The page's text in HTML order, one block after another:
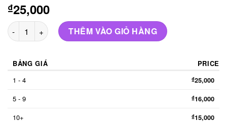
₫25,000
?CẮM BÚT ĐỨNG 2 NGĂN HOẠT HÌNH ? số lượng
THÊM VÀO GIỎ HÀNG
BẢNG GIÁ
PRICE
1 - 4
₫25,000
5 - 9
₫16,000
10+
₫15,000